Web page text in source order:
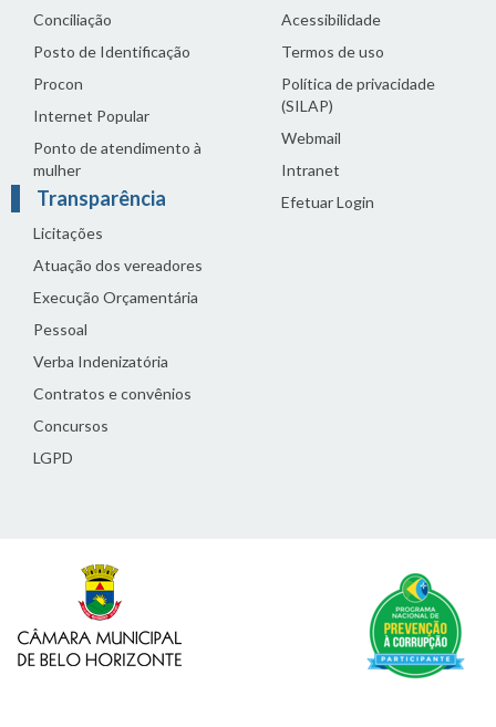
Conciliação
Posto de Identificação
Procon
Internet Popular
Ponto de atendimento à
mulher
Transparência
Licitações
Atuação dos vereadores
Execução Orçamentária
Pessoal
Verba Indenizatória
Contratos e convênios
Concursos
LGPD
Acessibilidade
Termos de uso
Política de privacidade
(SILAP)
Webmail
Intranet
Efetuar Login